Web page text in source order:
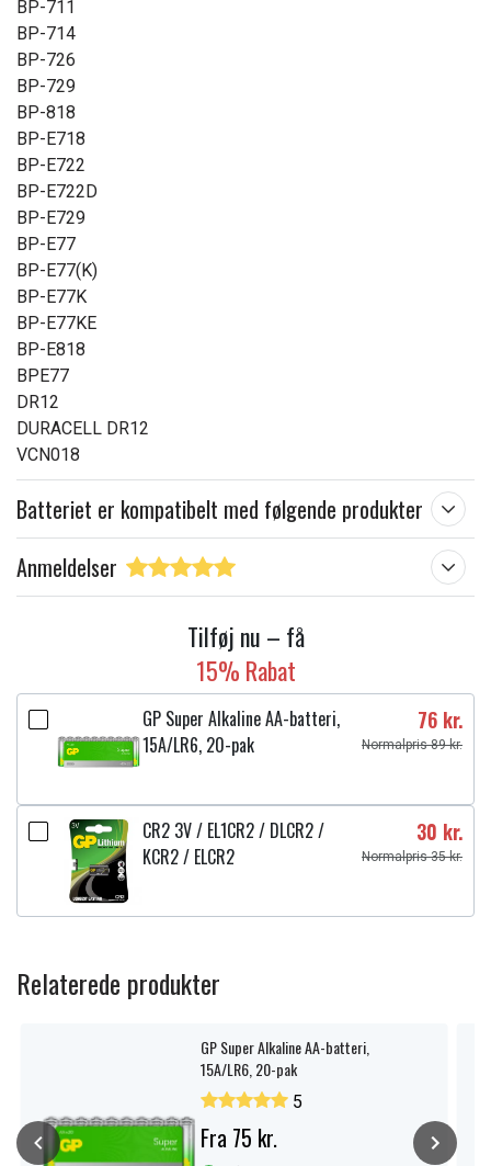
BP-711
BP-714
BP-726
BP-729
BP-818
BP-E718
BP-E722
BP-E722D
BP-E729
BP-E77
BP-E77(K)
BP-E77K
BP-E77KE
BP-E818
BPE77
DR12
DURACELL DR12
VCN018
Batteriet er kompatibelt med følgende produkter
Anmeldelser
Tilføj nu – få
15% Rabat
GP Super Alkaline AA-batteri,
15A/LR6, 20-pak
76 kr.
Normalpris 89 kr.
CR2 3V / EL1CR2 / DLCR2 /
KCR2 / ELCR2
30 kr.
Normalpris 35 kr.
Relaterede produkter
GP Super Alkaline AA-batteri,
15A/LR6, 20-pak
5
Fra 75 kr.